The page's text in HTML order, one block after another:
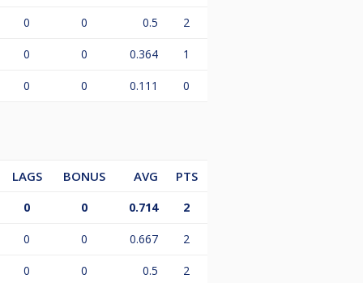
0 0 0.5 2
0 0 0.364 1
0 0 0.111 0
LAGS BONUS AVG PTS
0 0 0.714 2
0 0 0.667 2
0 0 0.5 2